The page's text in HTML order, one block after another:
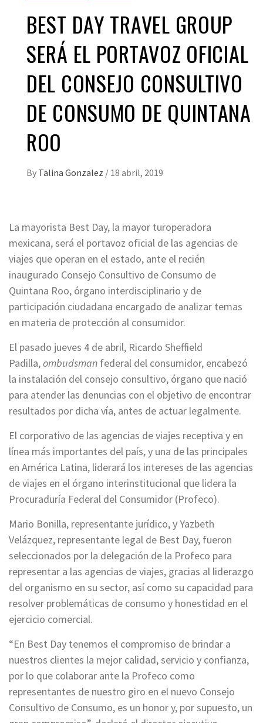
BEST DAY TRAVEL GROUP
SERÁ EL PORTAVOZ OFICIAL
DEL CONSEJO CONSULTIVO
DE CONSUMO DE QUINTANA
ROO
By Talina Gonzalez / 18 abril, 2019
La mayorista Best Day, la mayor turoperadora
mexicana, será el portavoz oficial de las agencias de
viajes que operan en el estado, ante el recién
inaugurado Consejo Consultivo de Consumo de
Quintana Roo, órgano interdisciplinario y de
participación ciudadana encargado de analizar temas
en materia de protección al consumidor.
El pasado jueves 4 de abril, Ricardo Sheffield
Padilla,ombudsman federal del consumidor, encabezó
la instalación del consejo consultivo, órgano que nació
para atender las denuncias con el objetivo de encontrar
resultados por dicha vía, antes de actuar legalmente.
El corporativo de las agencias de viajes receptiva y en
línea más importantes del país, y una de las principales
en América Latina, liderará los intereses de las agencias
de viajes en el órgano interinstitucional que lidera la
Procuraduría Federal del Consumidor (Profeco).
Mario Bonilla, representante jurídico, y Yazbeth
Velázquez, representante legal de Best Day, fueron
seleccionados por la delegación de la Profeco para
representar a las agencias de viajes, gracias al liderazgo
del organismo en su sector, así como su capacidad para
resolver problemáticas de consumo y honestidad en el
ejercicio comercial.
“En Best Day tenemos el compromiso de brindar a
nuestros clientes la mejor calidad, servicio y confianza,
por lo que colaborar ante la Profeco como
representantes de nuestro giro en el nuevo Consejo
Consultivo de Consumo, es un honor y, por supuesto, un